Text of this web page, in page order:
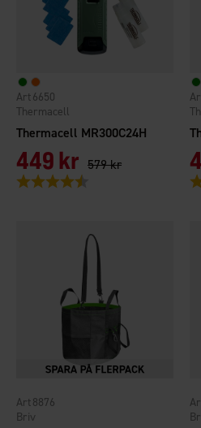
Thermacell MR300C24H
Thermacell
6650
449 kr 579 kr
Betyg:
Briv
8876